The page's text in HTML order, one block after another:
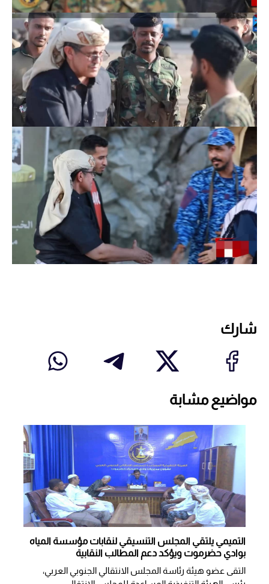
شارك
مواضيع مشابة
التميمي يلتقي المجلس التنسيقي لنقابات مؤسسة المياه
بوادي حضرموت ويؤكد دعم المطالب النقابية
التقى عضو هيئة رئاسة المجلس الانتقالي الجنوبي العربي،